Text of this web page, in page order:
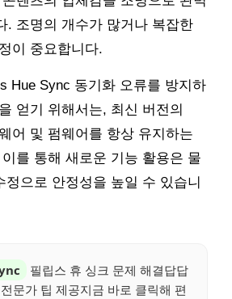
. 조명의 개수가 많거나 복잡한
이 중요합니다.
Hue Sync 동기화 오류를 방지하
얻기 위해서는, 최신 버전의
어 및 펌웨어를 항상 유지하는
를 통해 새로운 기능 활용은 물
정으로 안정성을 높일 수 있습니
필립스 휴 싱크 문제 해결답답
문가 팁 제공지금 바로 클릭해 편